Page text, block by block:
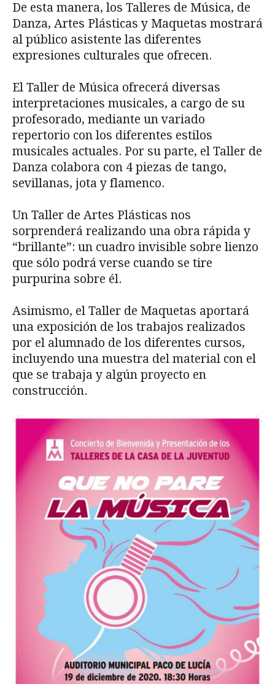
De esta manera, los Talleres de Música, de
Danza, Artes Plásticas y Maquetas mostrará
al público asistente las diferentes
expresiones culturales que ofrecen.
El Taller de Música ofrecerá diversas
interpretaciones musicales, a cargo de su
profesorado, mediante un variado
repertorio con los diferentes estilos
musicales actuales. Por su parte, el Taller de
Danza colabora con 4 piezas de tango,
sevillanas, jota y flamenco.
Un Taller de Artes Plásticas nos
sorprenderá realizando una obra rápida y
“brillante”: un cuadro invisible sobre lienzo
que sólo podrá verse cuando se tire
purpurina sobre él.
Asimismo, el Taller de Maquetas aportará
una exposición de los trabajos realizados
por el alumnado de los diferentes cursos,
incluyendo una muestra del material con el
que se trabaja y algún proyecto en
construcción.